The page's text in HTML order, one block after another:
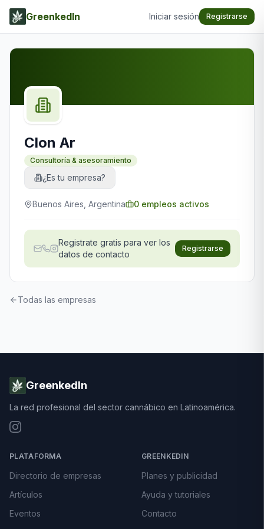
GreenkedIn Iniciar sesión Registrarse
Clon Ar
Consultoría & asesoramiento
¿Es tu empresa?
Buenos Aires, Argentina 0 empleos activos
Registrate gratis para ver los
datos de contacto
Registrarse
Todas las empresas
GreenkedIn
La red profesional del sector cannábico en Latinoamérica.
PLATAFORMA
Directorio de empresas
Artículos
Eventos
GREENKEDIN
Planes y publicidad
Ayuda y tutoriales
Contacto